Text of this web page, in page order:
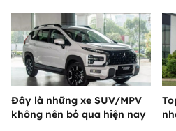
Đây là những xe SUV/MPV
không nên bỏ qua hiện nay